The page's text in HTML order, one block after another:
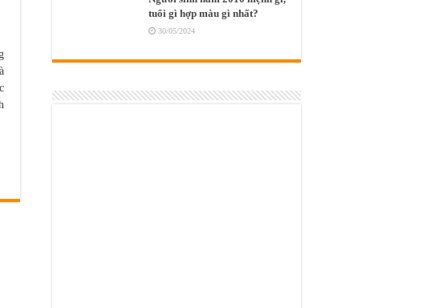
tuổi gì hợp màu gì nhất?
30/05/2024